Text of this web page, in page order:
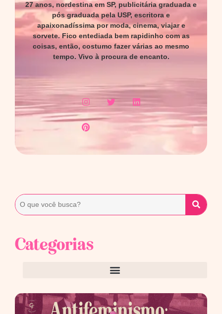
27 anos, nordestina em SP, publicitária graduada e
pós graduada pela USP, escritora e
apaixonadíssima por moda, cinema, viajar e
sorvete. Fico entediada bem rapidinho com as
coisas, então, costumo fazer várias ao mesmo
tempo. Vivo à procura de encanto.
Categorias